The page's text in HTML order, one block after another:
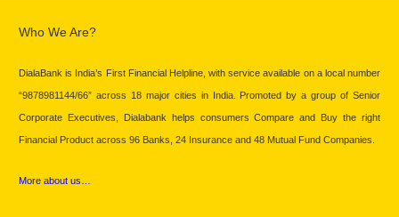
Who We Are?
DialaBank is India’s First Financial Helpline, with service available on a local number
“9878981144/66” across 18 major cities in India. Promoted by a group of Senior
Corporate Executives, Dialabank helps consumers Compare and Buy the right
Financial Product across 96 Banks, 24 Insurance and 48 Mutual Fund Companies.
More about us…